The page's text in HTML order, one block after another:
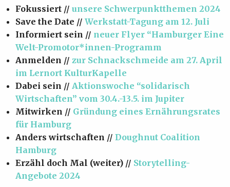
Fokussiert // unsere Schwerpunktthemen 2024
Save the Date // Werkstatt-Tagung am 12. Juli
Informiert sein // neuer Flyer “Hamburger Eine
Welt-Promotor*innen-Programm
Anmelden // zur Schnackschmeide am 27. April
im Lernort KulturKapelle
Dabei sein // Aktionswoche “solidarisch
Wirtschaften” vom 30.4.-13.5. im Jupiter
Mitwirken // Gründung eines Ernährungsrates
für Hamburg
Anders wirtschaften // Doughnut Coalition
Hamburg
Erzähl doch Mal (weiter) // Storytelling-
Angebote 2024